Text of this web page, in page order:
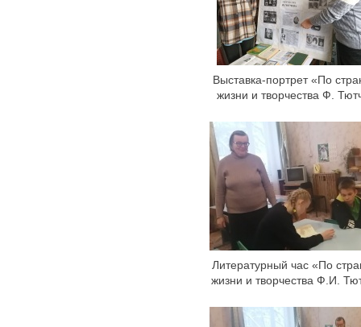
Выставка-портрет «По
жизни и творчества Ф.
Литературный час «По
жизни и творчества Ф.И.